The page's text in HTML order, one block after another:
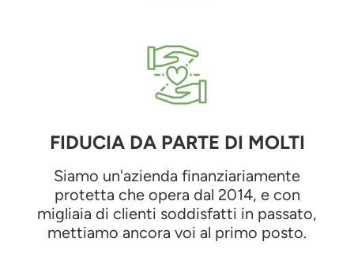
FIDUCIA DA PARTE DI MOLTI
Siamo un'azienda finanziariamente
protetta che opera dal 2014, e con
migliaia di clienti soddisfatti in passato,
mettiamo ancora voi al primo posto.